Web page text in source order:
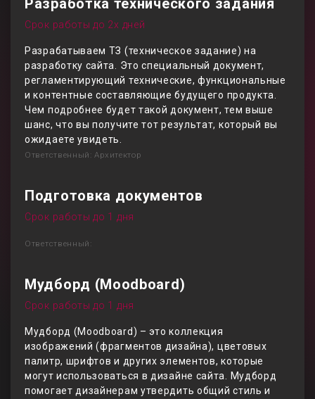
Разработка технического задания
Срок работы до 2х дней
Разрабатываем ТЗ (техническое задание) на
разработку сайта. Это специальный документ,
регламентирующий технические, функциональные
и контентные составляющие будущего продукта.
Чем подробнее будет такой документ, тем выше
шанс, что вы получите тот результат, который вы
ожидаете увидеть.
Ответственный: Архитектор
Подготовка документов
Срок работы до 1 дня
Ответственный:
Мудборд (Moodboard)
Срок работы до 1 дня
Мудборд (Moodboard) – это коллекция
изображений (фрагментов дизайна), цветовых
палитр, шрифтов и других элементов, которые
могут использоваться в дизайне сайта. Мудборд
помогает дизайнерам утвердить общий стиль и